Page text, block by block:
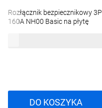
Rozłącznik bezpiecznikowy 3P
160A NH00 Basic na płytę
DO KOSZYKA